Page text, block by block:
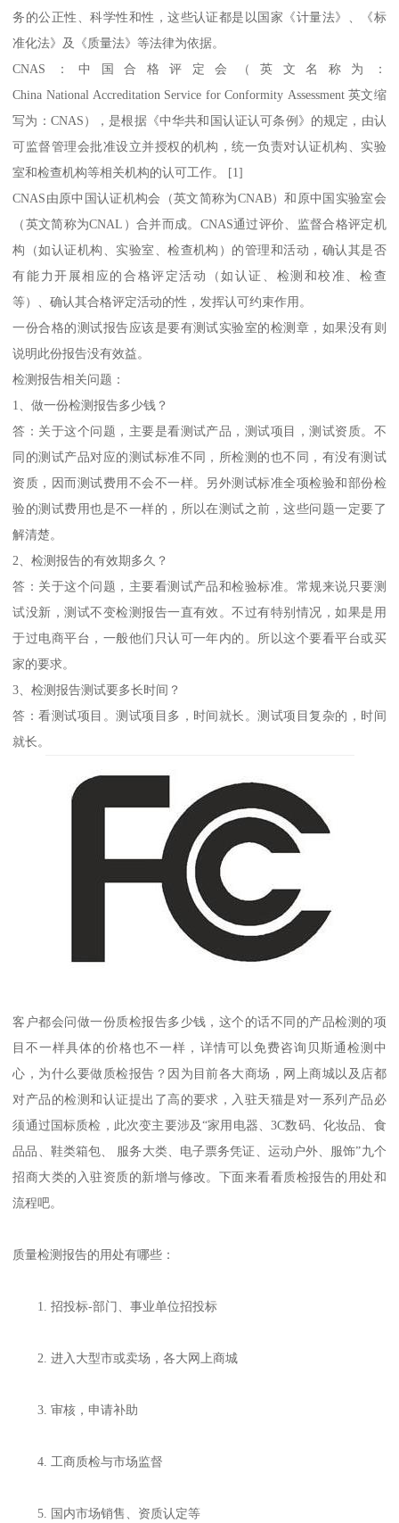
务的公正性、科学性和性，这些认证都是以国家《计量法》、《标
准化法》及《质量法》等法律为依据。
CNAS：中国合格评定会（英文名称为：
China National Accreditation Service for Conformity Assessment 英文缩
写为：CNAS），是根据《中华共和国认证认可条例》的规定，由认
可监督管理会批准设立并授权的机构，统一负责对认证机构、实验
室和检查机构等相关机构的认可工作。 [1]
CNAS由原中国认证机构会（英文简称为CNAB）和原中国实验室会
（英文简称为CNAL）合并而成。CNAS通过评价、监督合格评定机
构（如认证机构、实验室、检查机构）的管理和活动，确认其是否
有能力开展相应的合格评定活动（如认证、检测和校准、检查
等）、确认其合格评定活动的性，发挥认可约束作用。
一份合格的测试报告应该是要有测试实验室的检测章，如果没有则
说明此份报告没有效益。
检测报告相关问题：
1、做一份检测报告多少钱？
答：关于这个问题，主要是看测试产品，测试项目，测试资质。不
同的测试产品对应的测试标准不同，所检测的也不同，有没有测试
资质，因而测试费用不会不一样。另外测试标准全项检验和部份检
验的测试费用也是不一样的，所以在测试之前，这些问题一定要了
解清楚。
2、检测报告的有效期多久？
答：关于这个问题，主要看测试产品和检验标准。常规来说只要测
试没新，测试不变检测报告一直有效。不过有特别情况，如果是用
于过电商平台，一般他们只认可一年内的。所以这个要看平台或买
家的要求。
3、检测报告测试要多长时间？
答：看测试项目。测试项目多，时间就长。测试项目复杂的，时间
就长。
客户都会问做一份质检报告多少钱，这个的话不同的产品检测的项
目不一样具体的价格也不一样，详情可以免费咨询贝斯通检测中
心，为什么要做质检报告？因为目前各大商场，网上商城以及店都
对产品的检测和认证提出了高的要求，入驻天猫是对一系列产品必
须通过国标质检，此次变主要涉及“家用电器、3C数码、化妆品、食
品品、鞋类箱包、 服务大类、电子票务凭证、运动户外、服饰”九个
招商大类的入驻资质的新增与修改。下面来看看质检报告的用处和
流程吧。
质量检测报告的用处有哪些：
1. 招投标-部门、事业单位招投标
2. 进入大型市或卖场，各大网上商城
3. 审核，申请补助
4. 工商质检与市场监督
5. 国内市场销售、资质认定等